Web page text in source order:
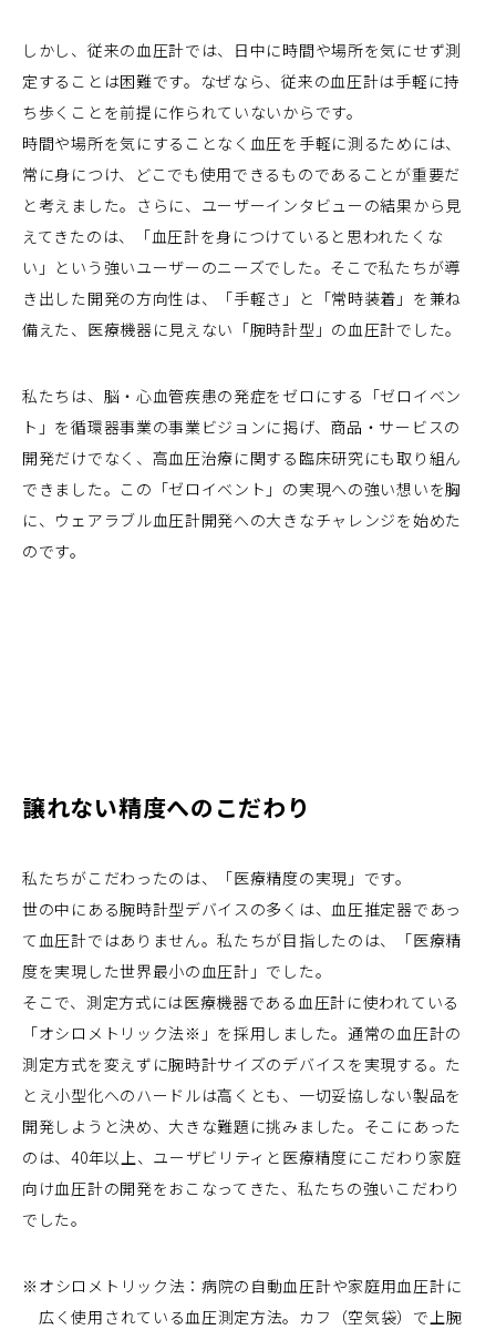
しかし、従来の血圧計では、日中に時間や場所を気にせず測
定することは困難です。なぜなら、従来の血圧計は手軽に持
ち歩くことを前提に作られていないからです。
時間や場所を気にすることなく血圧を手軽に測るためには、
常に身につけ、どこでも使用できるものであることが重要だ
と考えました。さらに、ユーザーインタビューの結果から見
えてきたのは、「血圧計を身につけていると思われたくな
い」という強いユーザーのニーズでした。そこで私たちが導
き出した開発の方向性は、「手軽さ」と「常時装着」を兼ね
備えた、医療機器に見えない「腕時計型」の血圧計でした。
私たちは、脳・心血管疾患の発症をゼロにする「ゼロイベン
ト」を循環器事業の事業ビジョンに掲げ、商品・サービスの
開発だけでなく、高血圧治療に関する臨床研究にも取り組ん
できました。この「ゼロイベント」の実現への強い想いを胸
に、ウェアラブル血圧計開発への大きなチャレンジを始めた
のです。
譲れない精度へのこだわり
私たちがこだわったのは、「医療精度の実現」です。
世の中にある腕時計型デバイスの多くは、血圧推定器であっ
て血圧計ではありません。私たちが目指したのは、「医療精
度を実現した世界最小の血圧計」でした。
そこで、測定方式には医療機器である血圧計に使われている
「オシロメトリック法※」を採用しました。通常の血圧計の
測定方式を変えずに腕時計サイズのデバイスを実現する。た
とえ小型化へのハードルは高くとも、一切妥協しない製品を
開発しようと決め、大きな難題に挑みました。そこにあった
のは、40年以上、ユーザビリティと医療精度にこだわり家庭
向け血圧計の開発をおこなってきた、私たちの強いこだわり
でした。
※ オシロメトリック法：病院の自動血圧計や家庭用血圧計に
広く使用されている血圧測定方法。カフ（空気袋）で上腕